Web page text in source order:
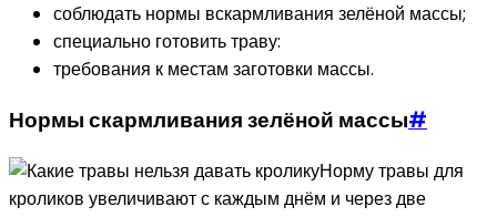
соблюдать нормы вскармливания зелёной массы;
специально готовить траву:
требования к местам заготовки массы.
Нормы скармливания зелёной массы#
Норму травы для
кроликов увеличивают с каждым днём и через две